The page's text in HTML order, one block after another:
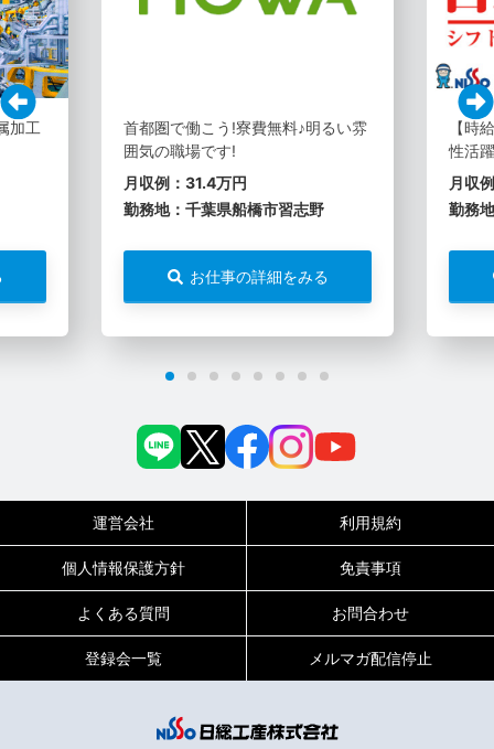
0120-717-450
平日9:00～19:00（土日祝は18:00まで）
加工
首都圏で働こう!寮費無料♪明るい雰
囲気の職場です!
月収例：31.4万円
勤務地：千葉県船橋市習志野
お仕事の詳細をみる
【時
性活
月収
勤務
運営会社 利用規約
個人情報保護方針 免責事項
よくある質問 お問合わせ
登録会一覧 メルマガ配信停止